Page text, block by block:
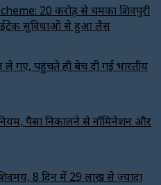
20 करोड़ से चमका शिवपुरी
सुविधाओं से हुआ लैस
ले गए, पहुंचते ही बेच दी गई भारतीय
पैसा निकालने से नॉमिनेशन और
8 दिन में 29 लाख से ज्यादा